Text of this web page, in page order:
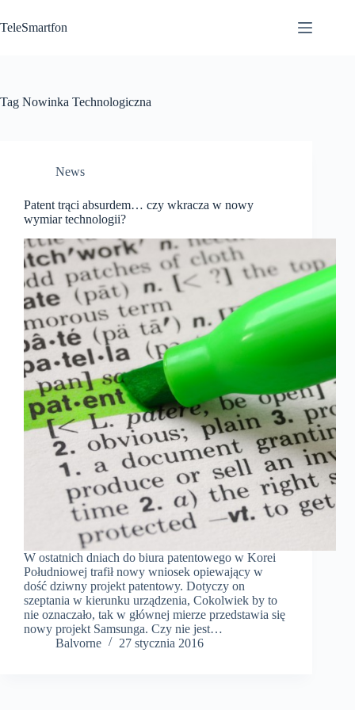
do
treści
TeleSmartfon
Tag Nowinka Technologiczna
News
Patent trąci absurdem… czy wkracza w nowy
wymiar technologii?
W ostatnich dniach do biura patentowego w Korei
Południowej trafił nowy wniosek opiewający w
dość dziwny projekt patentowy. Dotyczy on
szeptania w kierunku urządzenia, Cokolwiek by to
nie oznaczało, tak w głównej mierze przedstawia się
nowy projekt Samsunga. Czy nie jest…
Balvorne
27 stycznia 2016